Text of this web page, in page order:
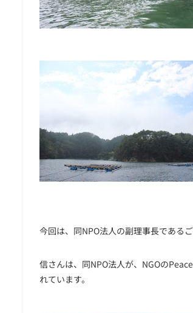
今回は、同NPO法人の副理事長である
信さんは、同NPO法人が、NGOの
れています。